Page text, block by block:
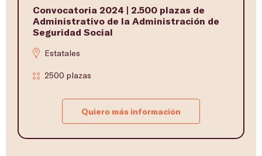
Convocatoria 2024 | 2.500 plazas de
Administrativo de la Administración de
Seguridad Social
Estatales
2500 plazas
Quiero más información